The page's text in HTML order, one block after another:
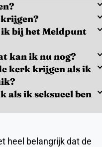
bij het Meldpunt
kan ik nu nog?
kerk krijgen als ik
als ik seksueel ben
heel belangrijk dat de